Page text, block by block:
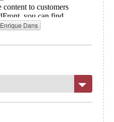
Enrique Dans